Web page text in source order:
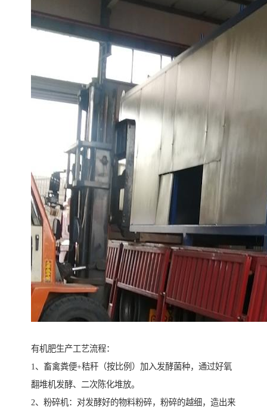
有机肥生产工艺流程：
1、畜禽粪便+秸秆（按比例）加入发酵菌种，通过好氧
翻堆机发酵、二次陈化堆放。
2、粉碎机：对发酵好的物料粉碎，粉碎的越细，造出来